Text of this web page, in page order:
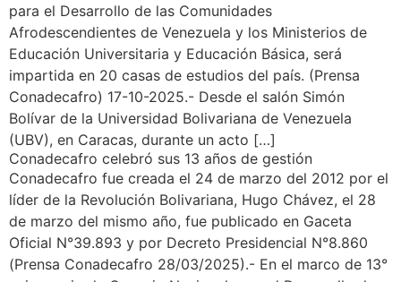
para el Desarrollo de las Comunidades
Afrodescendientes de Venezuela y los Ministerios de
Educación Universitaria y Educación Básica, será
impartida en 20 casas de estudios del país. (Prensa
Conadecafro) 17-10-2025.- Desde el salón Simón
Bolívar de la Universidad Bolivariana de Venezuela
(UBV), en Caracas, durante un acto […]
Conadecafro celebró sus 13 años de gestión
Conadecafro fue creada el 24 de marzo del 2012 por el
líder de la Revolución Bolivariana, Hugo Chávez, el 28
de marzo del mismo año, fue publicado en Gaceta
Oficial N°39.893 y por Decreto Presidencial N°8.860
(Prensa Conadecafro 28/03/2025).- En el marco de 13°